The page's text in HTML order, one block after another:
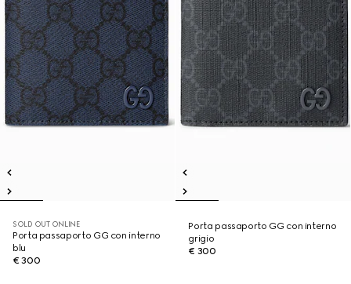
SOLD OUT ONLINE
Porta passaporto GG con interno
blu
€ 300
Porta passaporto GG con interno
grigio
€ 300